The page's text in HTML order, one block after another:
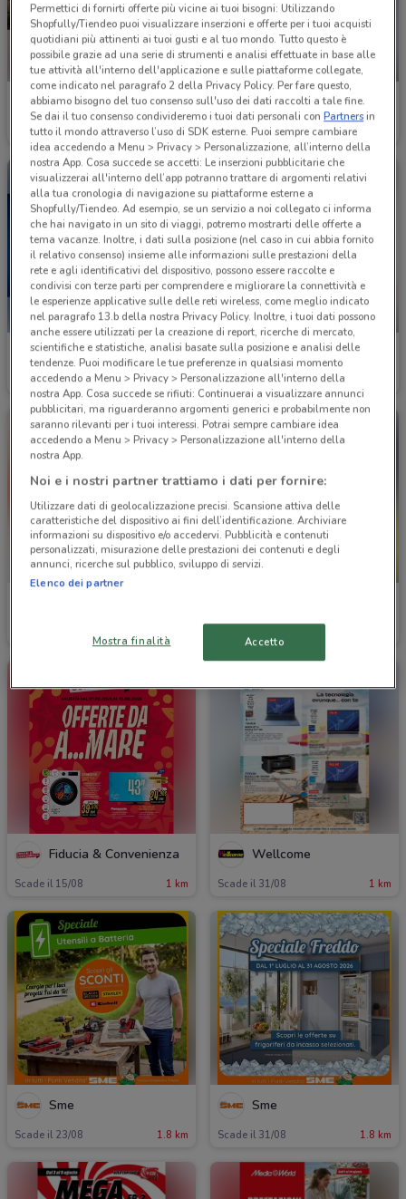
Fastweb
Scade il 27/08 278 m
NUOVO
Gamelife
Scade il 12/11
LaFeltrinelli
Scade il 31/08 399 m
NUOVO
Giunti al Punto
Scade il 16/08
509 m
Fiducia & Convenienza
Scade il 15/08 1 km
Wellcome
Scade il 31/08 1 km
Sme
Scade il 23/08 1.8 km
Sme
Scade il 31/08 1.8 km
Permettici di fornirti offerte più vicine ai tuoi bisogni: Utilizzando
Shopfully/Tiendeo puoi visualizzare inserzioni e offerte per i tuoi acquisti
quotidiani più attinenti ai tuoi gusti e al tuo mondo. Tutto questo è
possibile grazie ad una serie di strumenti e analisi effettuate in base alle
tue attività all'interno dell'applicazione e sulle piattaforme collegate,
come indicato nel paragrafo 2 della Privacy Policy. Per fare questo,
abbiamo bisogno del tuo consenso sull'uso dei dati raccolti a tale fine.
Se dai il tuo consenso condivideremo i tuoi dati personali conPartnersin
tutto il mondo attraverso l’uso di SDK esterne. Puoi sempre cambiare
idea accedendo a Menu > Privacy > Personalizzazione, all’interno della
nostra App. Cosa succede se accetti: Le inserzioni pubblicitarie che
visualizzerai all'interno dell’app potranno trattare di argomenti relativi
alla tua cronologia di navigazione su piattaforme esterne a
Shopfully/Tiendeo. Ad esempio, se un servizio a noi collegato ci informa
che hai navigato in un sito di viaggi, potremo mostrarti delle offerte a
tema vacanze. Inoltre, i dati sulla posizione (nel caso in cui abbia fornito
il relativo consenso) insieme alle informazioni sulle prestazioni della
rete e agli identificativi del dispositivo, possono essere raccolte e
condivisi con terze parti per comprendere e migliorare la connettività e
le esperienze applicative sulle delle reti wireless, come meglio indicato
nel paragrafo 13.b della nostra Privacy Policy. Inoltre, i tuoi dati possono
anche essere utilizzati per la creazione di report, ricerche di mercato,
scientifiche e statistiche, analisi basate sulla posizione e analisi delle
tendenze. Puoi modificare le tue preferenze in qualsiasi momento
accedendo a Menu > Privacy > Personalizzazione all'interno della
nostra App. Cosa succede se rifiuti: Continuerai a visualizzare annunci
pubblicitari, ma riguarderanno argomenti generici e probabilmente non
saranno rilevanti per i tuoi interessi. Potrai sempre cambiare idea
accedendo a Menu > Privacy > Personalizzazione all'interno della
nostra App.
Noi e i nostri partner trattiamo i dati per fornire:
Utilizzare dati di geolocalizzazione precisi. Scansione attiva delle
caratteristiche del dispositivo ai fini dell’identificazione. Archiviare
informazioni su dispositivo e/o accedervi. Pubblicità e contenuti
personalizzati, misurazione delle prestazioni dei contenuti e degli
annunci, ricerche sul pubblico, sviluppo di servizi.
Elenco dei partner
Mostra finalità Accetto